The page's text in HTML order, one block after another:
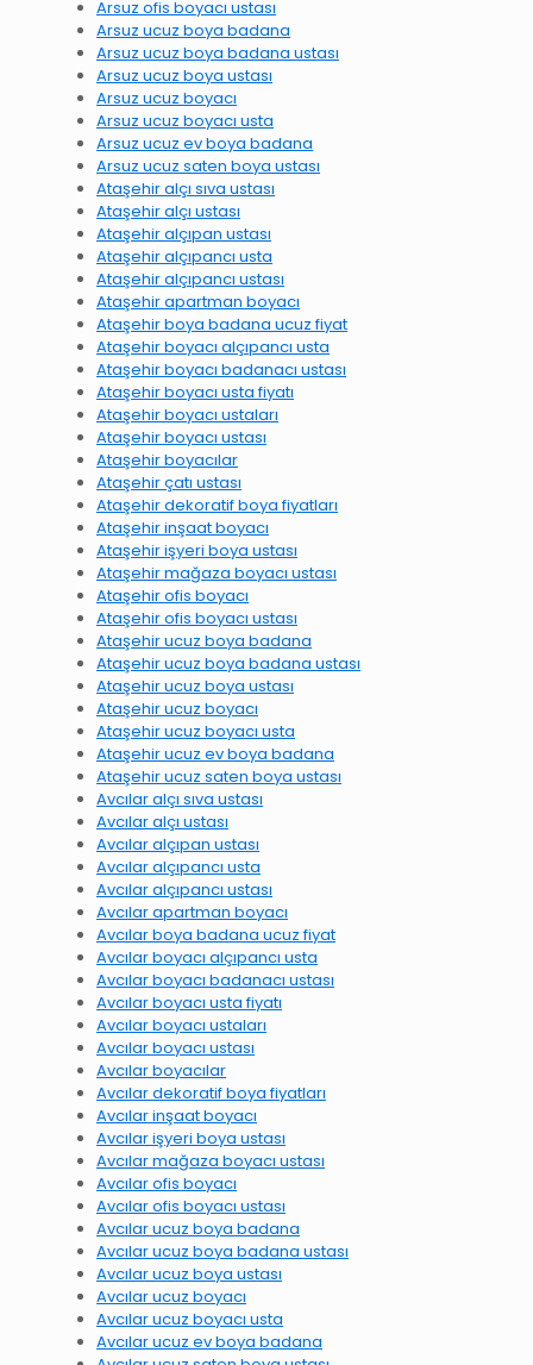
Arsuz ofis boyacı ustası
Arsuz ucuz boya badana
Arsuz ucuz boya badana ustası
Arsuz ucuz boya ustası
Arsuz ucuz boyacı
Arsuz ucuz boyacı usta
Arsuz ucuz ev boya badana
Arsuz ucuz saten boya ustası
Ataşehir alçı sıva ustası
Ataşehir alçı ustası
Ataşehir alçıpan ustası
Ataşehir alçıpancı usta
Ataşehir alçıpancı ustası
Ataşehir apartman boyacı
Ataşehir boya badana ucuz fiyat
Ataşehir boyacı alçıpancı usta
Ataşehir boyacı badanacı ustası
Ataşehir boyacı usta fiyatı
Ataşehir boyacı ustaları
Ataşehir boyacı ustası
Ataşehir boyacılar
Ataşehir çatı ustası
Ataşehir dekoratif boya fiyatları
Ataşehir inşaat boyacı
Ataşehir işyeri boya ustası
Ataşehir mağaza boyacı ustası
Ataşehir ofis boyacı
Ataşehir ofis boyacı ustası
Ataşehir ucuz boya badana
Ataşehir ucuz boya badana ustası
Ataşehir ucuz boya ustası
Ataşehir ucuz boyacı
Ataşehir ucuz boyacı usta
Ataşehir ucuz ev boya badana
Ataşehir ucuz saten boya ustası
Avcılar alçı sıva ustası
Avcılar alçı ustası
Avcılar alçıpan ustası
Avcılar alçıpancı usta
Avcılar alçıpancı ustası
Avcılar apartman boyacı
Avcılar boya badana ucuz fiyat
Avcılar boyacı alçıpancı usta
Avcılar boyacı badanacı ustası
Avcılar boyacı usta fiyatı
Avcılar boyacı ustaları
Avcılar boyacı ustası
Avcılar boyacılar
Avcılar dekoratif boya fiyatları
Avcılar inşaat boyacı
Avcılar işyeri boya ustası
Avcılar mağaza boyacı ustası
Avcılar ofis boyacı
Avcılar ofis boyacı ustası
Avcılar ucuz boya badana
Avcılar ucuz boya badana ustası
Avcılar ucuz boya ustası
Avcılar ucuz boyacı
Avcılar ucuz boyacı usta
Avcılar ucuz ev boya badana